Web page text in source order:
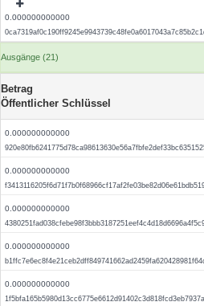
0.000000000000
Ausgänge (21)
Betrag
Öffentlicher Schlüssel
0.000000000000
0.000000000000
0.000000000000
0.000000000000
0.000000000000